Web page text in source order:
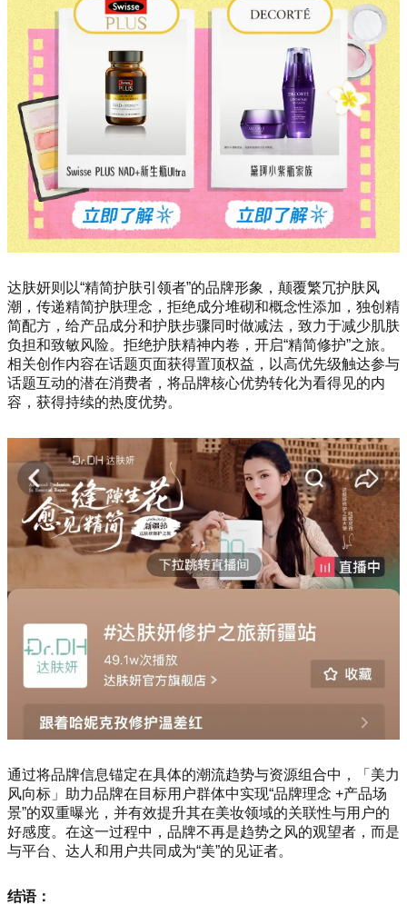
达肤妍则以“精简护肤引领者”的品牌形象，颠覆繁冗护肤风
潮，传递精简护肤理念，拒绝成分堆砌和概念性添加，独创精
简配方，给产品成分和护肤步骤同时做减法，致力于减少肌肤
负担和致敏风险。拒绝护肤精神内卷，开启“精简修护”之旅。
相关创作内容在话题页面获得置顶权益，以高优先级触达参与
话题互动的潜在消费者，将品牌核心优势转化为看得见的内
容，获得持续的热度优势。
通过将品牌信息锚定在具体的潮流趋势与资源组合中，「美力
风向标」助力品牌在目标用户群体中实现“品牌理念 +产品场
景”的双重曝光，并有效提升其在美妆领域的关联性与用户的
好感度。在这一过程中，品牌不再是趋势之风的观望者，而是
与平台、达人和用户共同成为“美”的见证者。
结语：